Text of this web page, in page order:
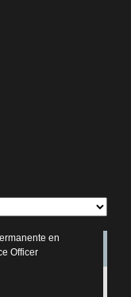
en
Officer